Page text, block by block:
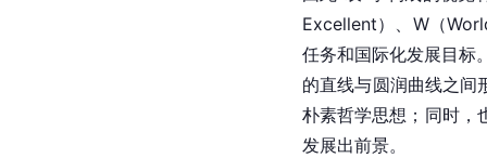
Excellent）、W（
任务和国际化发展目标
的直线与圆润曲线之间
朴素哲学思想；同时，
发展出前景。